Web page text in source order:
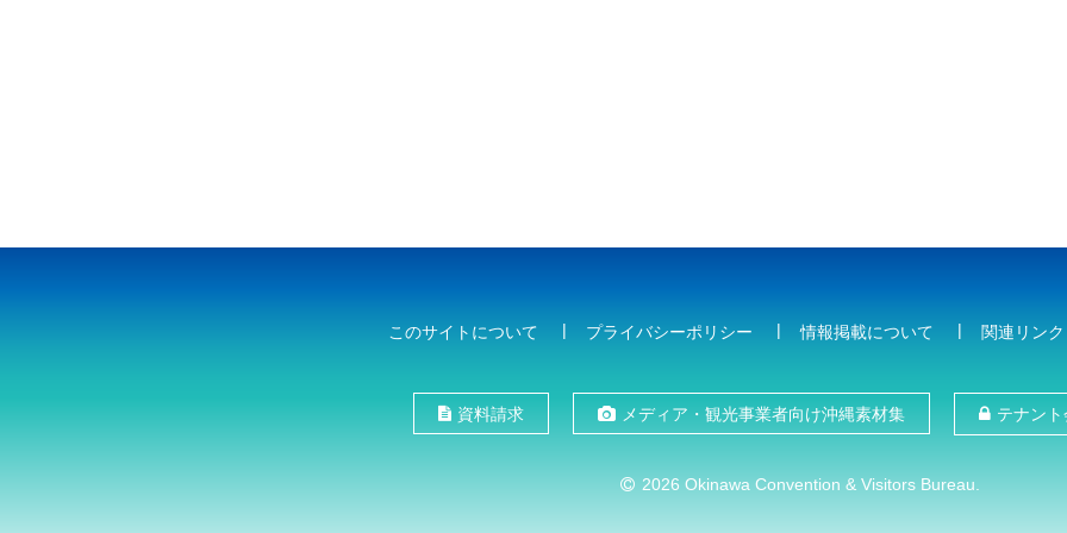
このサイトについて プライバシーポリシー 情報掲載について 関連リンク
資料請求 メディア・観光事業者向け沖縄素材集 テナン
2026 Okinawa Convention & Visitors Bureau.